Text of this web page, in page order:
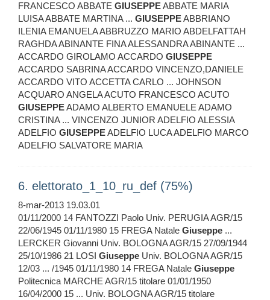
FRANCESCO ABBATE GIUSEPPEABBATE MARIA
LUISA ABBATE MARTINA ... GIUSEPPEABBRIANO
ILENIA EMANUELA ABBRUZZO MARIO ABDELFATTAH
RAGHDA ABINANTE FINA ALESSANDRA ABINANTE ...
ACCARDO GIROLAMO ACCARDO GIUSEPPE
ACCARDO SABRINA ACCARDO VINCENZO,DANIELE
ACCARDO VITO ACCETTA CARLO ... JOHNSON
ACQUARO ANGELA ACUTO FRANCESCO ACUTO
GIUSEPPEADAMO ALBERTO EMANUELE ADAMO
CRISTINA ... VINCENZO JUNIOR ADELFIO ALESSIA
ADELFIO GIUSEPPEADELFIO LUCA ADELFIO MARCO
ADELFIO SALVATORE MARIA
6. elettorato_1_10_ru_def (75%)
8-mar-2013 19.03.01
01/11/2000 14 FANTOZZI Paolo Univ. PERUGIA AGR/15
22/06/1945 01/11/1980 15 FREGA Natale Giuseppe ...
LERCKER Giovanni Univ. BOLOGNA AGR/15 27/09/1944
25/10/1986 21 LOSI Giuseppe Univ. BOLOGNA AGR/15
12/03 ... /1945 01/11/1980 14 FREGA Natale Giuseppe
Politecnica MARCHE AGR/15 titolare 01/01/1950
16/04/2000 15 ... Univ. BOLOGNA AGR/15 titolare